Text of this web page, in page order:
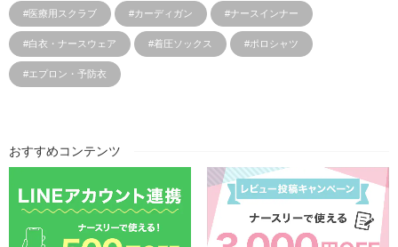
#医療用スクラブ #カーディガン #ナースインナー
#白衣・ナースウェア #着圧ソックス #ポロシャツ
#エプロン・予防衣
おすすめコンテンツ